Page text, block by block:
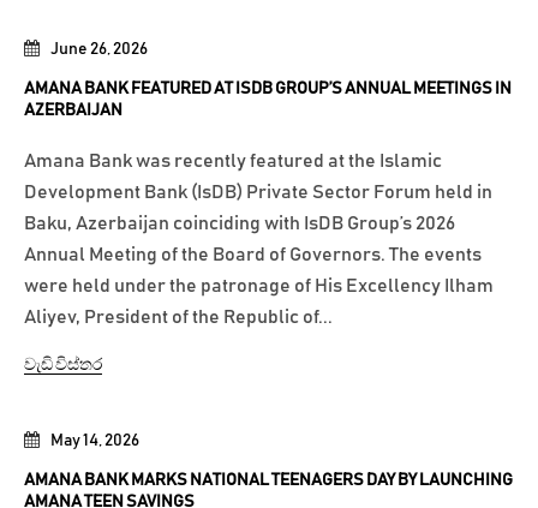
May 14, 2026
AMANA BANK MARKS NATIONAL TEENAGERS DAY BY LAUNCHING
AMANA TEEN SAVINGS
June 26, 2026
AMANA BANK FEATURED AT ISDB GROUP’S ANNUAL MEETINGS IN
AZERBAIJAN
Amana Bank was recently featured at the Islamic
Development Bank (IsDB) Private Sector Forum held in
Baku, Azerbaijan coinciding with IsDB Group’s 2026
Annual Meeting of the Board of Governors. The events
were held under the patronage of His Excellency Ilham
Aliyev, President of the Republic of...
වැඩි විස්තර